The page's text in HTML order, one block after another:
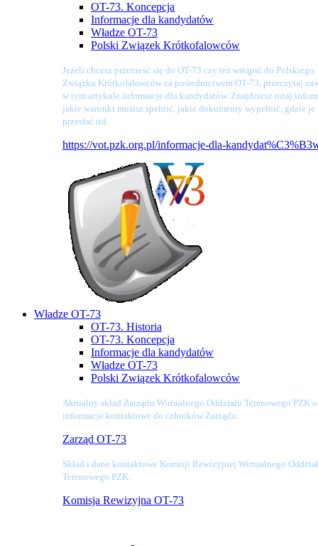
OT-73. Koncepcja
Informacje dla kandydatów
Władze OT-73
Polski Związek Krótkofalowców
Jeżeli chcesz przenieść się do OT-73 czy też wstąpić do Polskiego
Związku Krótkofalowców za pośrednictwem OT-73, przeczytaj
w tym artykule informacje dla kandydatów. Znajdziesz tutaj
jakie warunki musisz spełnić, jakie dokumenty wypełnić, gdzie je
przesłać itd.
https://vot.pzk.org.pl/informacje-dla-
Władze OT-73
OT-73. Historia
OT-73. Koncepcja
Informacje dla kandydatów
Władze OT-73
Polski Związek Krótkofalowców
Aktualny skład Zarządu Wirtualnego Oddziału Terenowego PZK
informacje kontaktowe do członków Zarządu:
Zarząd OT-73
Skład i dane kontaktowe Komisji Rewizyjnej Wirtualnego
Terenowego PZK:
Komisja Rewizyjna OT-73